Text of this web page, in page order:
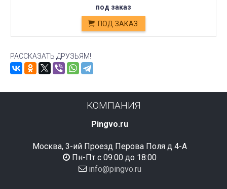
под заказ
ПОД ЗАКАЗ
РАССКАЗАТЬ ДРУЗЬЯМ!
КОМПАНИЯ
Pingvo.ru
Москва, 3-ий Проезд Перова Поля д 4-А
Пн-Пт с 09:00 до 18:00
info@pingvo.ru